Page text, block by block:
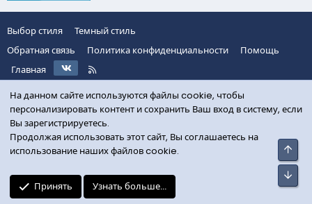
Выбор стиля
Темный стиль
Обратная связь
Политика конфиденциальности
Помощь
Главная
R
S
S
На данном сайте используются файлы cookie, чтобы
персонализировать контент и сохранить Ваш вход в систему, если
Вы зарегистрируетесь.
Продолжая использовать этот сайт, Вы соглашаетесь на
использование наших файлов cookie.
Принять Узнать больше...